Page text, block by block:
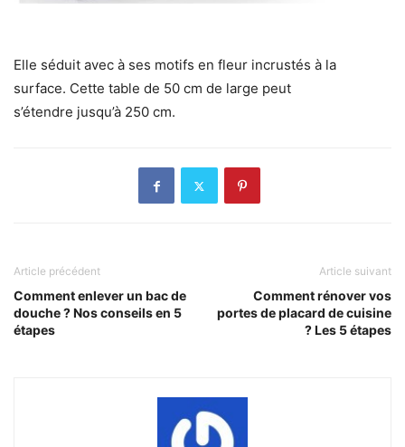
Elle séduit avec à ses motifs en fleur incrustés à la
surface. Cette table de 50 cm de large peut
s’étendre jusqu’à 250 cm.
Article précédent
Comment enlever un bac de
douche ? Nos conseils en 5
étapes
Article suivant
Comment rénover vos
portes de placard de cuisine
? Les 5 étapes